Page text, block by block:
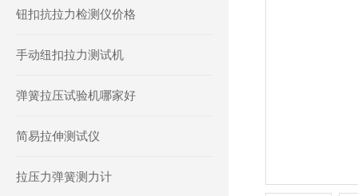
钮扣抗拉力检测仪价格
手动纽扣拉力测试机
弹簧拉压试验机哪家好
简易拉伸测试仪
拉压力弹簧测力计